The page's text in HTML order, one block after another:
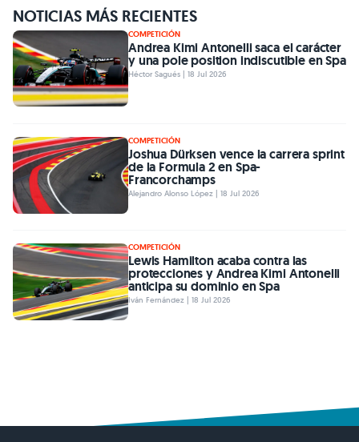
NOTICIAS MÁS RECIENTES
COMPETICIÓN
Andrea Kimi Antonelli saca el carácter
y una pole position indiscutible en Spa
Héctor Sagués | 18 Jul 2026
COMPETICIÓN
Joshua Dürksen vence la carrera sprint
de la Formula 2 en Spa-
Francorchamps
Alejandro Alonso López | 18 Jul 2026
COMPETICIÓN
Lewis Hamilton acaba contra las
protecciones y Andrea Kimi Antonelli
anticipa su dominio en Spa
Iván Fernández | 18 Jul 2026